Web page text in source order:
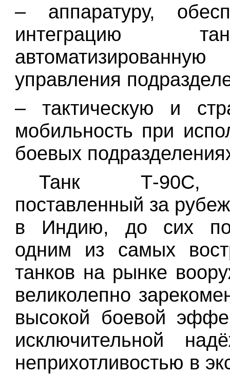
– аппаратуру,
интеграцию
управления
–
тактическую и
мобильность при
боевых
Танк Т-90С,
поставленный за
в Индию, до сих
одним из самых
танков на рынке
великолепно
высокой боевой
исключительной
неприхотливостью в